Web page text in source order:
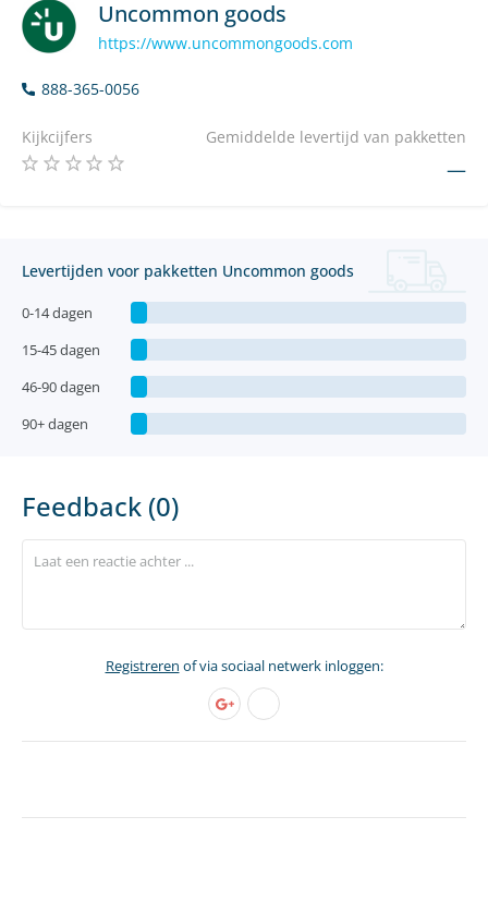
Uncommon goods
https://www.uncommongoods.com
888-365-0056
Kijkcijfers Gemiddelde levertijd van pakketten
—
Levertijden voor pakketten Uncommon goods
0-14 dagen
15-45 dagen
46-90 dagen
90+ dagen
Feedback (0)
Registreren of via sociaal netwerk inloggen: